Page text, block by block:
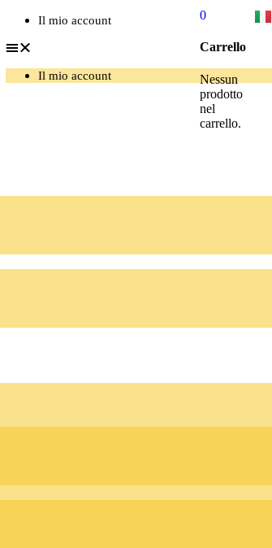
Il mio account
Il mio account
0
Carrello
Nessun
prodotto
nel
carrello.